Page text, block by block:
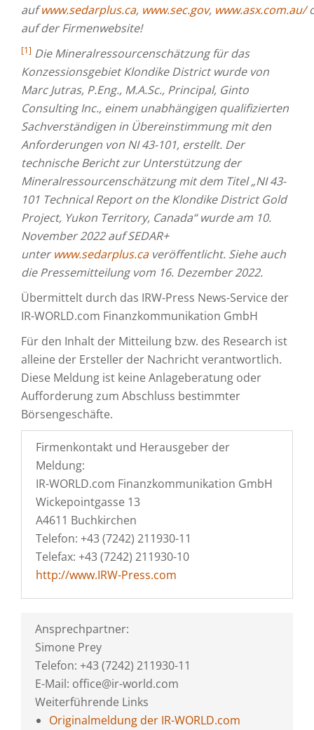
aufwww.sedarplus.ca, www.sec.gov, www.asx.com.au/
auf der Firmenwebsite!
[1] Die Mineralressourcenschätzung für das
Konzessionsgebiet Klondike District wurde von
Marc Jutras, P.Eng., M.A.Sc., Principal, Ginto
Consulting Inc., einem unabhängigen qualifizierten
Sachverständigen in Übereinstimmung mit den
Anforderungen von NI 43-101, erstellt. Der
technische Bericht zur Unterstützung der
Mineralressourcenschätzung mit dem Titel „NI 43-
101 Technical Report on the Klondike District Gold
Project, Yukon Territory, Canada“ wurde am 10.
November 2022 auf SEDAR+
unterwww.sedarplus.caveröffentlicht. Siehe auch
die Pressemitteilung vom 16. Dezember 2022.
Übermittelt durch das IRW-Press News-Service der
IR-WORLD.com Finanzkommunikation GmbH
Für den Inhalt der Mitteilung bzw. des Research ist
alleine der Ersteller der Nachricht verantwortlich.
Diese Meldung ist keine Anlageberatung oder
Aufforderung zum Abschluss bestimmter
Börsengeschäfte.
Firmenkontakt und Herausgeber der
Meldung:
IR-WORLD.com Finanzkommunikation GmbH
Wickepointgasse 13
A4611 Buchkirchen
Telefon: +43 (7242) 211930-11
Telefax: +43 (7242) 211930-10
http://www.IRW-Press.com
Ansprechpartner:
Simone Prey
Telefon: +43 (7242) 211930-11
E-Mail: office@ir-world.com
Weiterführende Links
Originalmeldung der IR-WORLD.com